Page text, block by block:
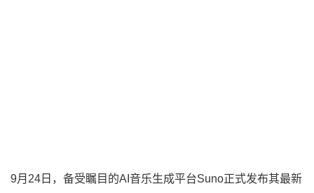
9月24日，备受瞩目的AI音乐生成平台Suno正式发布其最新